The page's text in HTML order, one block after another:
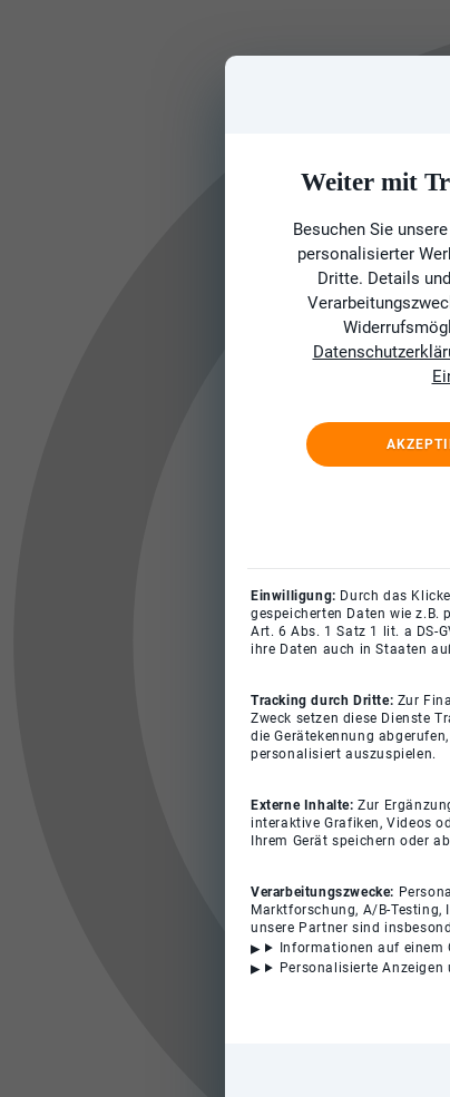
Weiter mit
Besuchen Sie
personalisierter
Dritte. Details
Einwilligung: Durch das
gespeicherten Daten wie z.B.
Art. 6 Abs. 1 Satz 1 lit. a DS-
ihre Daten auch in Staaten
Tracking durch Dritte: Zur
Zweck setzen diese Dienste
die Gerätekennung
personalisiert auszuspielen.
Externe Inhalte:Zur
interaktive Grafiken, Videos
Ihrem Gerät speichern oder
Verarbeitungszwecke:
Marktforschung, A/B-
unsere Partner sind
Informationen auf einem
Personalisierte